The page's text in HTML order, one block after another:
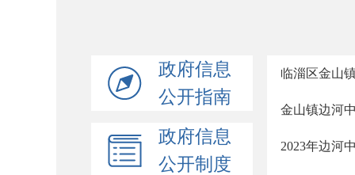
政府信息
公开指南
政府信息
公开制度
临淄区金山
金山镇边河
2023年边河